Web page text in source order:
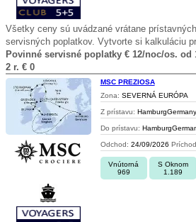
Všetky ceny sú uvádzané vrátane
servisných poplatkov. Vytvorte si kalkuláciu
Povinné servisné poplatky € 12/noc/os. od
2 r. € 0
MSC PREZIOSA
Zona: SEVERNÁ EURÓPA
Z prístavu: HamburgGermany
Do prístavu:
Odchod: 24/09/2026
Vnútorná
969
S Oknom
1.189